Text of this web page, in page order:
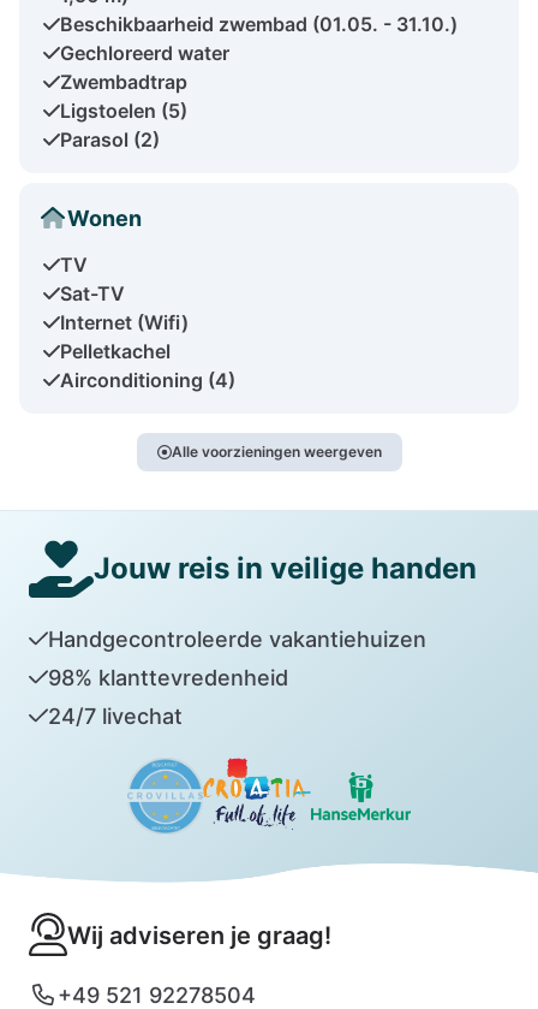
Beschikbaarheid zwembad (01.05. - 31.10.)
Gechloreerd water
Zwembadtrap
Ligstoelen (5)
Parasol (2)
Wonen
TV
Sat-TV
Internet (Wifi)
Pelletkachel
Airconditioning (4)
Alle voorzieningen weergeven
Jouw reis in veilige handen
Handgecontroleerde vakantiehuizen
98% klanttevredenheid
24/7 livechat
Wij adviseren je graag!
+49 521 92278504